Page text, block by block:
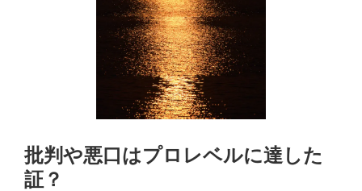
批判や悪口はプロレベルに達した
証？